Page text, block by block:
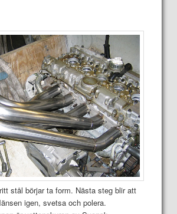
stål börjar ta form. Nästa steg blir att
igen, svetsa och polera.